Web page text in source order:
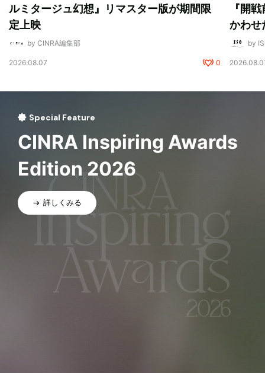
ルミタージュ幻想』リマスター版が期間限
定上映
by CINRA編集部
2026.08.07 0
『開
かわせ
by
Special Feature
CINRA Inspiring Awards
Edition 2026
詳しくみる